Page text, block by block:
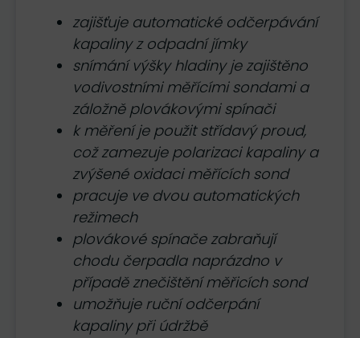
zajišťuje automatické odčerpávání
kapaliny z odpadní jímky
snímání výšky hladiny je zajištěno
vodivostními měřícími sondami a
záložně plovákovými spínači
k měření je použit střídavý proud,
což zamezuje polarizaci kapaliny a
zvýšené oxidaci měřících sond
pracuje ve dvou automatických
režimech
plovákové spínače zabraňují
chodu čerpadla naprázdno v
případě znečištění měřicích sond
umožňuje ruční odčerpání
kapaliny při údržbě